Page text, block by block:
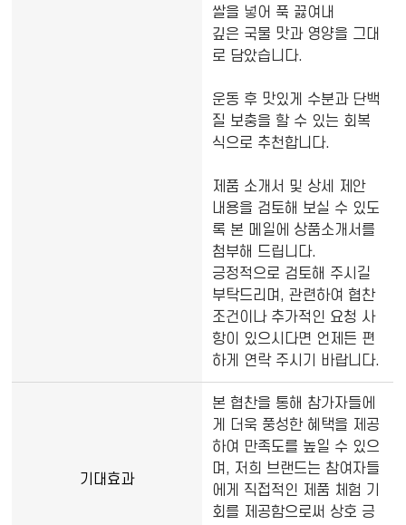
쌀을 넣어 푹 끓여내
깊은 국물 맛과 영양을 그대
로 담았습니다.
운동 후 맛있게 수분과 단백
질 보충을 할 수 있는 회복
식으로 추천합니다.
제품 소개서 및 상세 제안
내용을 검토해 보실 수 있도
록 본 메일에 상품소개서를
첨부해 드립니다.
긍정적으로 검토해 주시길
부탁드리며, 관련하여 협찬
조건이나 추가적인 요청 사
항이 있으시다면 언제든 편
하게 연락 주시기 바랍니다.
기대효과
본 협찬을 통해 참가자들에
게 더욱 풍성한 혜택을 제공
하여 만족도를 높일 수 있으
며, 저희 브랜드는 참여자들
에게 직접적인 제품 체험 기
회를 제공함으로써 상호 긍